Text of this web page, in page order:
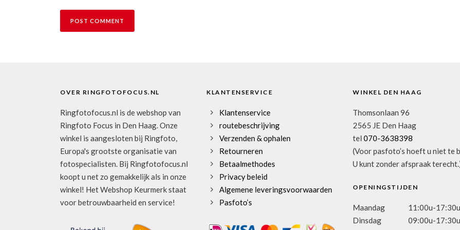
OVER RINGFOTOFOCUS.NL
Ringfotofocus.nl is de webshop van
Ringfoto Focus in Den Haag. Onze
winkel is aangesloten bij Ringfoto,
Europa's grootste organisatie van
fotospecialisten. Bij Ringfotofocus.nl
koopt u net zo gemakkelijk als in onze
winkel! Het Webshop Keurmerk staat
voor betrouwbaarheid en service!
KLANTENSERVICE
Klantenservice
routebeschrijving
Verzenden & ophalen
Retourneren
Betaalmethodes
Privacy beleid
Algemene leveringsvoorwaarden
Pasfoto’s
WINKEL DEN HAAG
Thomsonlaan 96
2565 JE Den Haag
tel 070-3638398
(Voor pasfoto’s hoeft u niet te
U kunt zonder afspraak
OPENINGSTIJDEN
Maandag
11:00u-17:30u
Dinsdag
09:00u-17:30u